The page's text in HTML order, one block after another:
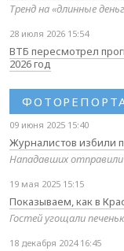
Тренд на «длинные
28 июля 2026 15:54
ВТБ пересмотрел
2026 год
09 июня 2025 15:40
Журналистов избили
Нападавших
19 мая 2025 15:15
Показываем, как в
Гостей угощали
18 декабря 2024 16:45